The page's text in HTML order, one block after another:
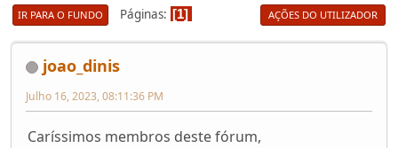
IR PARA O FUNDO Páginas 1 AÇÕES DO UTILIZADOR
joao_dinis
Julho 16, 2023, 08:11:36 PM
Caríssimos membros deste fórum,